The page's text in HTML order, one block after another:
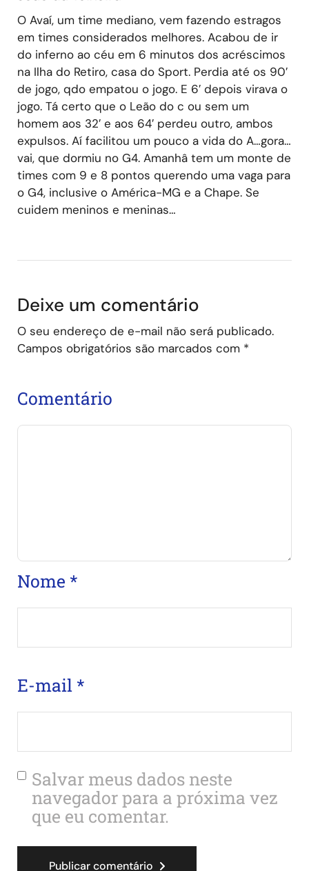
O Avaí, um time mediano, vem fazendo estragos
em times considerados melhores. Acabou de ir
do inferno ao céu em 6 minutos dos acréscimos
na Ilha do Retiro, casa do Sport. Perdia até os 90′
de jogo, qdo empatou o jogo. E 6′ depois virava o
jogo. Tá certo que o Leão do c ou sem um
homem aos 32′ e aos 64′ perdeu outro, ambos
expulsos. Aí facilitou um pouco a vida do A…gora…
vai, que dormiu no G4. Amanhâ tem um monte de
times com 9 e 8 pontos querendo uma vaga para
o G4, inclusive o América-MG e a Chape. Se
cuidem meninos e meninas…
Deixe um comentário
O seu endereço de e-mail não será publicado.
Campos obrigatórios são marcados com *
Comentário
Nome *
E-mail *
Salvar meus dados neste
navegador para a próxima vez
que eu comentar.
Publicar comentário